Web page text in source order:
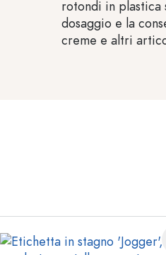
rotondi in plastica
dosaggio e la
creme e altri